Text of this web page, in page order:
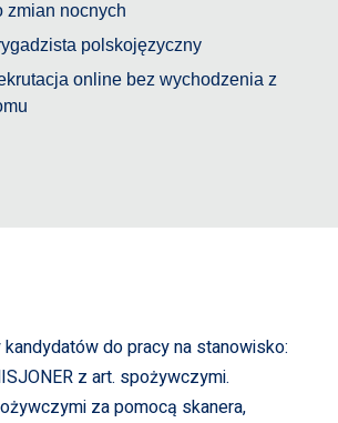
zmian nocnych
polskojęzyczny
online bez wychodzenia z
do pracy na stanowisko:
z art. spożywczymi.
za pomocą skanera,